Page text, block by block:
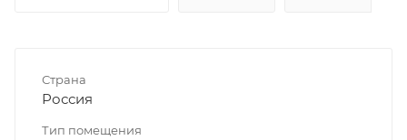
Страна
Россия
Тип помещения